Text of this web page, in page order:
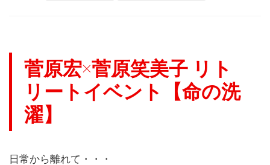
菅原宏×菅原笑美子 リト
リートイベント【命の洗
濯】
日常から離れて・・・